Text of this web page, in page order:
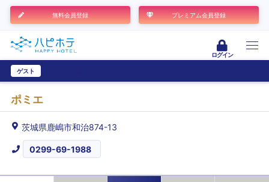
無料会員登録 プレミアム会員登録
ログイン
ゲスト
ポミエ
茨城県鹿嶋市和治874-13
0299-69-1988